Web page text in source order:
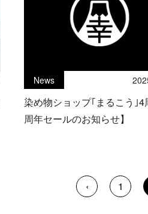
News
染め物ショップ｢まるこう｣4
周年セールのお知らせ】
‹ 1